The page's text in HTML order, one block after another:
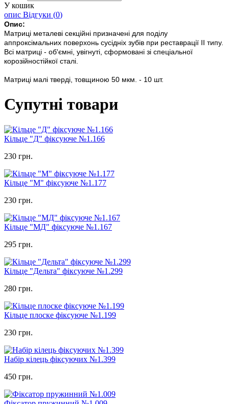
У кошик
опис Відгуки (0)
Опис:
Матриці металеві секційні призначені для поділу
аппроксімальних поверхонь сусідніх зубів при реставрації II типу.
Всі матриці - об'ємні, увігнуті, сформовані зі спеціальної
корозійностійкої сталі.
Матриці малі тверді, товщиною 50 мкм. - 10 шт.
Супутні товари
Кільце "Д" фіксуюче №1.166
230 грн.
Кільце "М" фіксуюче №1.177
230 грн.
Кільце "МД" фіксуюче №1.167
295 грн.
Кільце "Дельта" фіксуюче №1.299
280 грн.
Кільце плоске фіксуюче №1.199
230 грн.
Набір кілець фіксуючих №1.399
450 грн.